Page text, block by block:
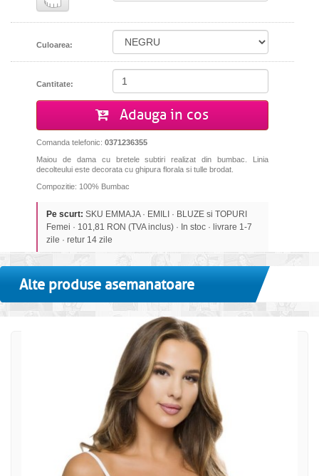
Culoarea:
Cantitate:
Adauga in cos
Comanda telefonic: 0371236355
Maiou de dama cu bretele subtiri realizat din bumbac. Linia
decolteului este decorata cu ghipura florala si tulle brodat.
Compozitie: 100% Bumbac
Pe scurt: SKU EMMAJA · EMILI · BLUZE si TOPURI
Femei · 101,81 RON (TVA inclus) · In stoc · livrare 1-7
zile · retur 14 zile
Alte produse asemanatoare